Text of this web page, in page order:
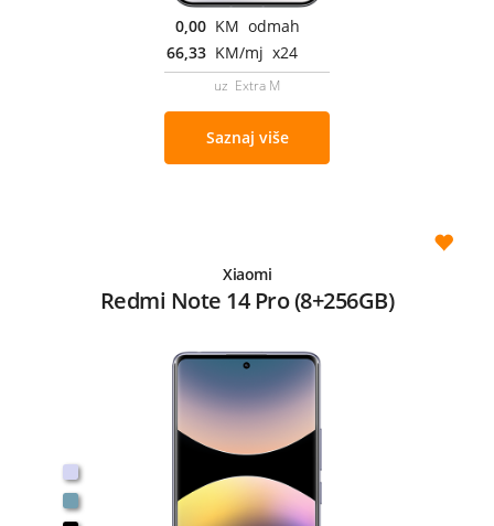
0,00 KM odmah
66,33 KM/mj x24
uz Extra M
Saznaj više
Xiaomi
Redmi Note 14 Pro (8+256GB)